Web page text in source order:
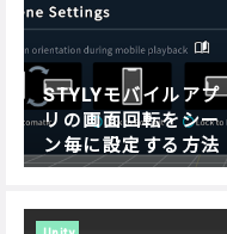
STYLYモバイルアプ
リの画面回転をシー
ン毎に設定する方法